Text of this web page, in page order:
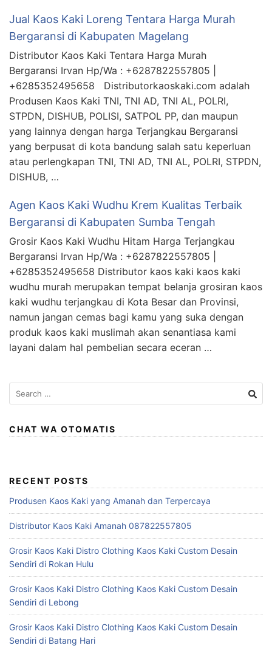
Jual Kaos Kaki Loreng Tentara Harga Murah
Bergaransi di Kabupaten Magelang
Distributor Kaos Kaki Tentara Harga Murah
Bergaransi Irvan Hp/Wa : +6287822557805 |
+6285352495658 Distributorkaoskaki.com adalah
Produsen Kaos Kaki TNI, TNI AD, TNI AL, POLRI,
STPDN, DISHUB, POLISI, SATPOL PP, dan maupun
yang lainnya dengan harga Terjangkau Bergaransi
yang berpusat di kota bandung salah satu keperluan
atau perlengkapan TNI, TNI AD, TNI AL, POLRI, STPDN,
DISHUB, …
Agen Kaos Kaki Wudhu Krem Kualitas Terbaik
Bergaransi di Kabupaten Sumba Tengah
Grosir Kaos Kaki Wudhu Hitam Harga Terjangkau
Bergaransi Irvan Hp/Wa : +6287822557805 |
+6285352495658 Distributor kaos kaki kaos kaki
wudhu murah merupakan tempat belanja grosiran kaos
kaki wudhu terjangkau di Kota Besar dan Provinsi,
namun jangan cemas bagi kamu yang suka dengan
produk kaos kaki muslimah akan senantiasa kami
layani dalam hal pembelian secara eceran …
Search
for:
CHAT WA OTOMATIS
RECENT POSTS
Produsen Kaos Kaki yang Amanah dan Terpercaya
Distributor Kaos Kaki Amanah 087822557805
Grosir Kaos Kaki Distro Clothing Kaos Kaki Custom Desain
Sendiri di Rokan Hulu
Grosir Kaos Kaki Distro Clothing Kaos Kaki Custom Desain
Sendiri di Lebong
Grosir Kaos Kaki Distro Clothing Kaos Kaki Custom Desain
Sendiri di Batang Hari